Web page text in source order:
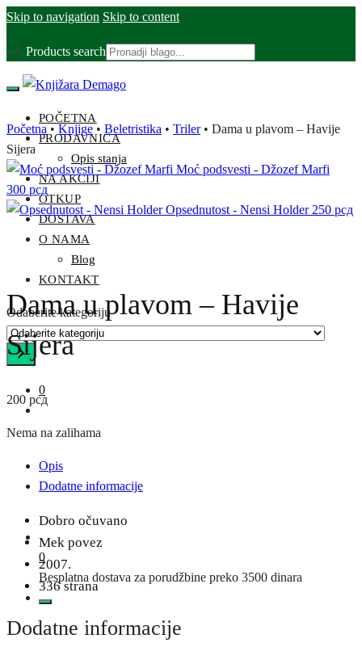
Skip to navigation Skip to content
Products search
POČETNA
PRODAVNICA
Opis stanja
NA AKCIJI
OTKUP
DOSTAVA
O NAMA
Blog
KONTAKT
Odaberite kategoriju
0
0
Besplatna dostava za porudžbine preko 3500 dinara
Početna • Knjige • Beletristika • Triler• Dama u plavom – Havije
Sijera
Moć podsvesti - Džozef Marfi
300 рсд
Opsednutost - Nensi Holder 250 рсд
Dama u plavom – Havije
Sijera
200 рсд
Nema na zalihama
Opis
Dodatne informacije
Dobro očuvano
Mek povez
2007.
336 strana
Dodatne informacije